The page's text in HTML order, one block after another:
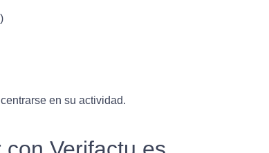
en su actividad.